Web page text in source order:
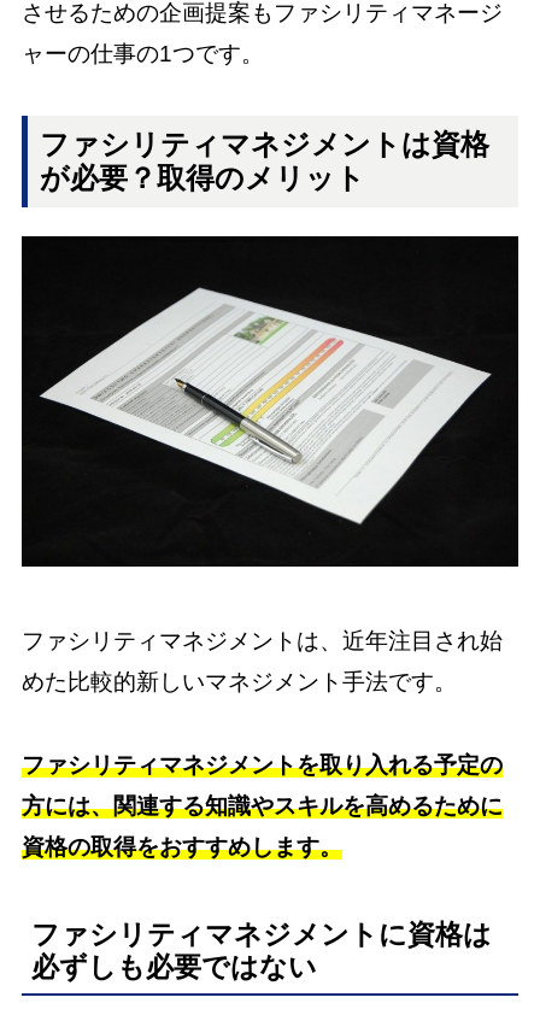
させるための企画提案もファシリティマネージ
ャーの仕事の1つです。
ファシリティマネジメントは資格
が必要？取得のメリット
ファシリティマネジメントは、近年注目され始
めた比較的新しいマネジメント手法です。
ファシリティマネジメントを取り入れる予定の
方には、関連する知識やスキルを高めるために
資格の取得をおすすめします。
ファシリティマネジメントに資格は
必ずしも必要ではない